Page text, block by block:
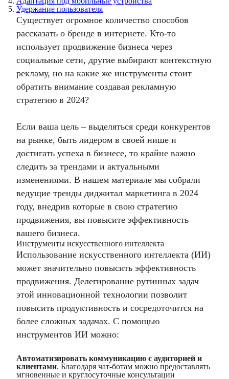
5. Удержание пользователя
Существует огромное количество способов
рассказать о бренде в интернете. Кто-то
использует продвижение бизнеса через
социальные сети, другие выбирают контекстную
рекламу, но на какие же инструменты стоит
обратить внимание создавая рекламную
стратегию в 2024?
Если ваша цель – выделяться среди конкурентов
на рынке, быть лидером в своей нише и
достигать успеха в бизнесе, то крайне важно
следить за трендами и актуальными
изменениями. В нашем материале мы собрали
ведущие тренды диджитал маркетинга в 2024
году, внедрив которые в свою стратегию
продвижения, вы повысите эффективность
вашего бизнеса.
Инструменты искусственного интеллекта
Использование искусственного интеллекта (ИИ)
может значительно повысить эффективность
продвижения. Делегирование рутинных задач
этой инновационной технологии позволит
повысить продуктивность и сосредоточится на
более сложных задачах. С помощью
инструментов ИИ можно:
Автоматизировать коммуникацию с аудиторией и
клиентами. Благодаря чат-ботам можно предоставлять
мгновенные и круглосуточные консультации